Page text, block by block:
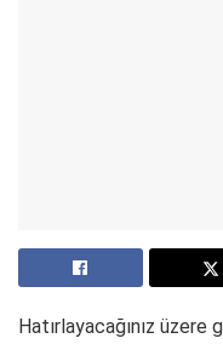
Hatırlayacağınız üzere